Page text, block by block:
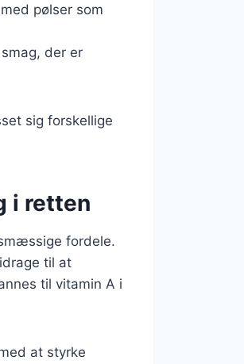
pølser som
der er
sig forskellige
i retten
fordele.
til at
til vitamin A i
at styrke